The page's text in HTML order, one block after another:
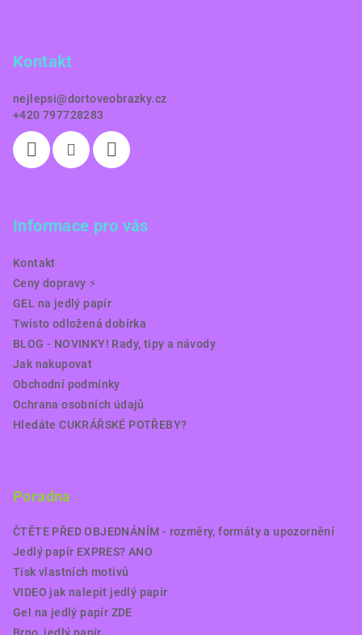
Kontakt
nejlepsi@dortoveobrazky.cz
+420 797728283
Informace pro vás
Kontakt
Ceny dopravy ⚡️
GEL na jedlý papír
Twisto odložená dobírka
BLOG - NOVINKY! Rady, tipy a návody
Jak nakupovat
Obchodní podmínky
Ochrana osobních údajů
Hledáte CUKRÁŘSKÉ POTŘEBY?
Poradna
ČTĚTE PŘED OBJEDNÁNÍM - rozměry, formáty a upozornění
Jedlý papír EXPRES? ANO
Tisk vlastních motivů
VIDEO jak nalepit jedlý papír
Gel na jedlý papír ZDE